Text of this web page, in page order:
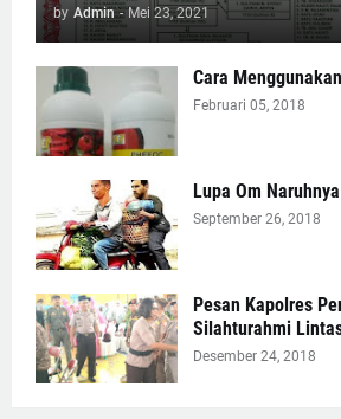
by Admin - Mei 23, 2021
Cara
Februari 05, 2018
Lupa Om
September 26, 2018
Pesan Kapolres
Silahturahmi
Desember 24, 2018